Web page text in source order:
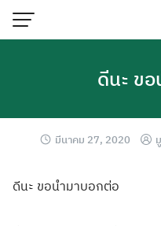
ดีนะ ข
มีนาคม 27, 2020
ดีนะ ขอนำมาบอกต่อ